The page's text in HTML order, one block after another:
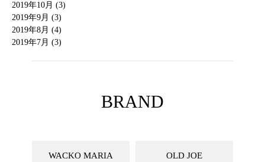
2019年10月 (3)
2019年9月 (3)
2019年8月 (4)
2019年7月 (3)
BRAND
WACKO MARIA OLD JOE